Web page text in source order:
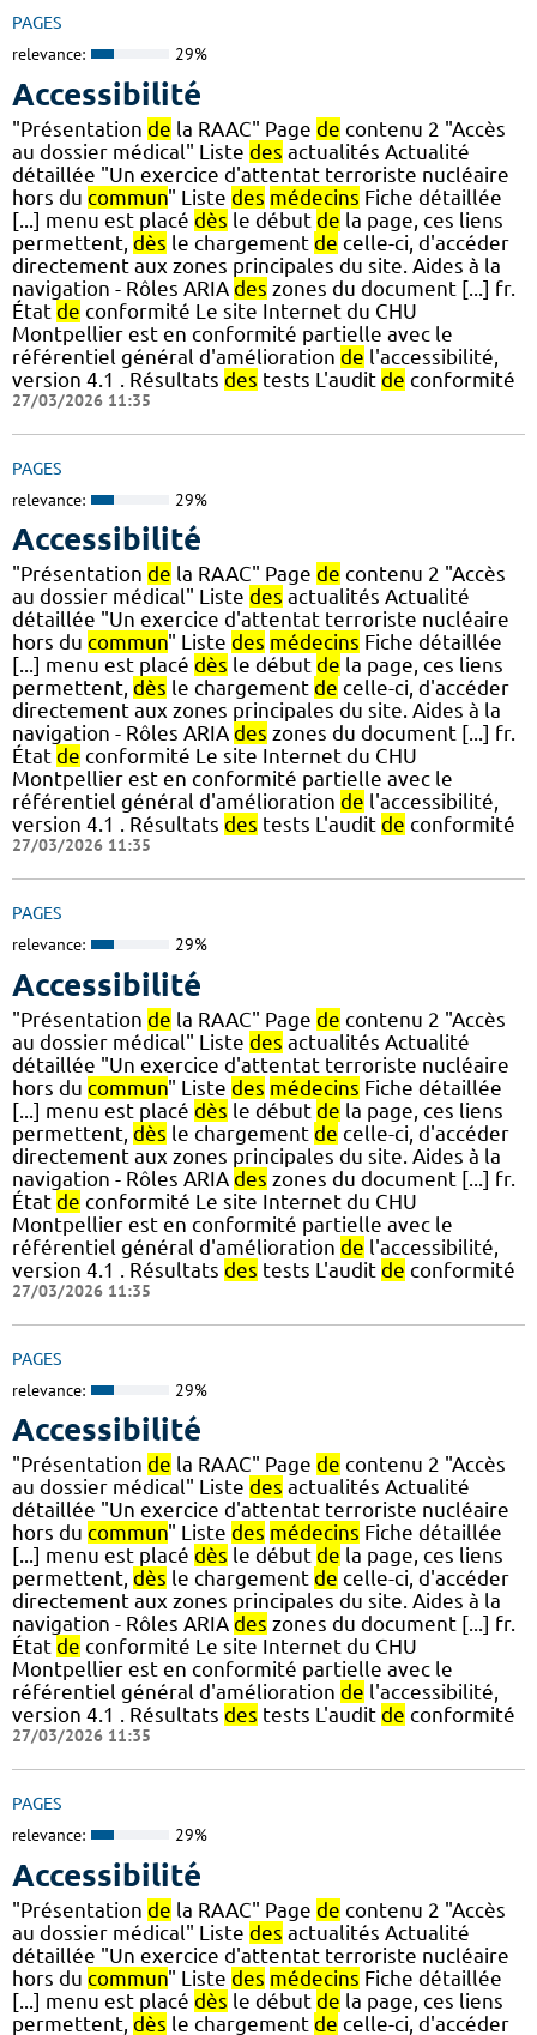
PAGES
relevance: 29%
Accessibilité
"Présentation de la RAAC" Page de contenu 2 "Accès
au dossier médical" Liste des actualités Actualité
détaillée "Un exercice d'attentat terroriste nucléaire
hors du commun" Liste des médecins Fiche détaillée
[...] menu est placé dès le début de la page, ces liens
permettent, dès le chargement de celle-ci, d'accéder
directement aux zones principales du site. Aides à la
navigation - Rôles ARIA des zones du document [...] fr.
État de conformité Le site Internet du CHU
Montpellier est en conformité partielle avec le
référentiel général d'amélioration de l'accessibilité,
version 4.1 . Résultats des tests L'audit de conformité
27/03/2026 11:35
PAGES
relevance: 29%
Accessibilité
"Présentation de la RAAC" Page de contenu 2 "Accès
au dossier médical" Liste des actualités Actualité
détaillée "Un exercice d'attentat terroriste nucléaire
hors du commun" Liste des médecins Fiche détaillée
[...] menu est placé dès le début de la page, ces liens
permettent, dès le chargement de celle-ci, d'accéder
directement aux zones principales du site. Aides à la
navigation - Rôles ARIA des zones du document [...] fr.
État de conformité Le site Internet du CHU
Montpellier est en conformité partielle avec le
référentiel général d'amélioration de l'accessibilité,
version 4.1 . Résultats des tests L'audit de conformité
27/03/2026 11:35
PAGES
relevance: 29%
Accessibilité
"Présentation de la RAAC" Page de contenu 2 "Accès
au dossier médical" Liste des actualités Actualité
détaillée "Un exercice d'attentat terroriste nucléaire
hors du commun" Liste des médecins Fiche détaillée
[...] menu est placé dès le début de la page, ces liens
permettent, dès le chargement de celle-ci, d'accéder
directement aux zones principales du site. Aides à la
navigation - Rôles ARIA des zones du document [...] fr.
État de conformité Le site Internet du CHU
Montpellier est en conformité partielle avec le
référentiel général d'amélioration de l'accessibilité,
version 4.1 . Résultats des tests L'audit de conformité
27/03/2026 11:35
PAGES
relevance: 29%
Accessibilité
"Présentation de la RAAC" Page de contenu 2 "Accès
au dossier médical" Liste des actualités Actualité
détaillée "Un exercice d'attentat terroriste nucléaire
hors du commun" Liste des médecins Fiche détaillée
[...] menu est placé dès le début de la page, ces liens
permettent, dès le chargement de celle-ci, d'accéder
directement aux zones principales du site. Aides à la
navigation - Rôles ARIA des zones du document [...] fr.
État de conformité Le site Internet du CHU
Montpellier est en conformité partielle avec le
référentiel général d'amélioration de l'accessibilité,
version 4.1 . Résultats des tests L'audit de conformité
27/03/2026 11:35
PAGES
relevance: 29%
Accessibilité
"Présentation de la RAAC" Page de contenu 2 "Accès
au dossier médical" Liste des actualités Actualité
détaillée "Un exercice d'attentat terroriste nucléaire
hors du commun" Liste des médecins Fiche détaillée
[...] menu est placé dès le début de la page, ces liens
permettent, dès le chargement de celle-ci, d'accéder